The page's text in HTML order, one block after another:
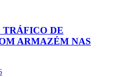
TRÁFICO DE
ARMAZÉM NAS